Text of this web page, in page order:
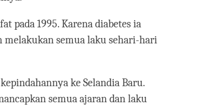
pada 1995. Karena diabetes ia
melakukan semua laku sehari-hari
ke Selandia Baru.
semua ajaran dan laku